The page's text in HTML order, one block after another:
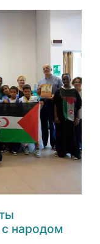
народом